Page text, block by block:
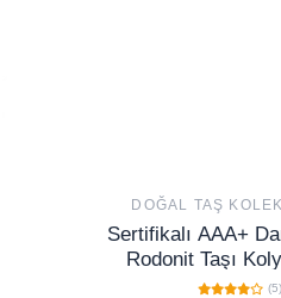
DOĞAL TAŞ
Sertifikalı AAA+
Rodonit Taşı
Renkli (5)